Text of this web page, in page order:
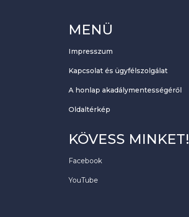
MENÜ
Impresszum
Kapcsolat és ügyfélszolgálat
A honlap akadálymentességéről
Oldaltérkép
KÖVESS MINKET!
Facebook
YouTube